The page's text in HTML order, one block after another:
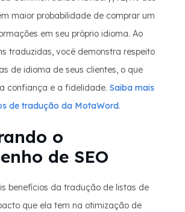
maior probabilidade de comprar um
em seu próprio idioma. Ao
traduzidas, você demonstra respeito
de idioma de seus clientes, o que
confiança e a fidelidade. Saiba mais
de tradução da MotaWord.
o
de SEO
benefícios da tradução de listas de
que ela tem na otimização de